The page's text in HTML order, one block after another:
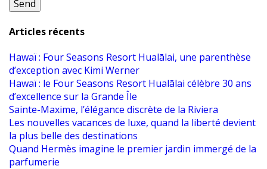
Articles récents
Hawaï : Four Seasons Resort Hualālai, une parenthèse
d’exception avec Kimi Werner
Hawaï : le Four Seasons Resort Hualālai célèbre 30 ans
d’excellence sur la Grande Île
Sainte-Maxime, l’élégance discrète de la Riviera
Les nouvelles vacances de luxe, quand la liberté devient
la plus belle des destinations
Quand Hermès imagine le premier jardin immergé de la
parfumerie